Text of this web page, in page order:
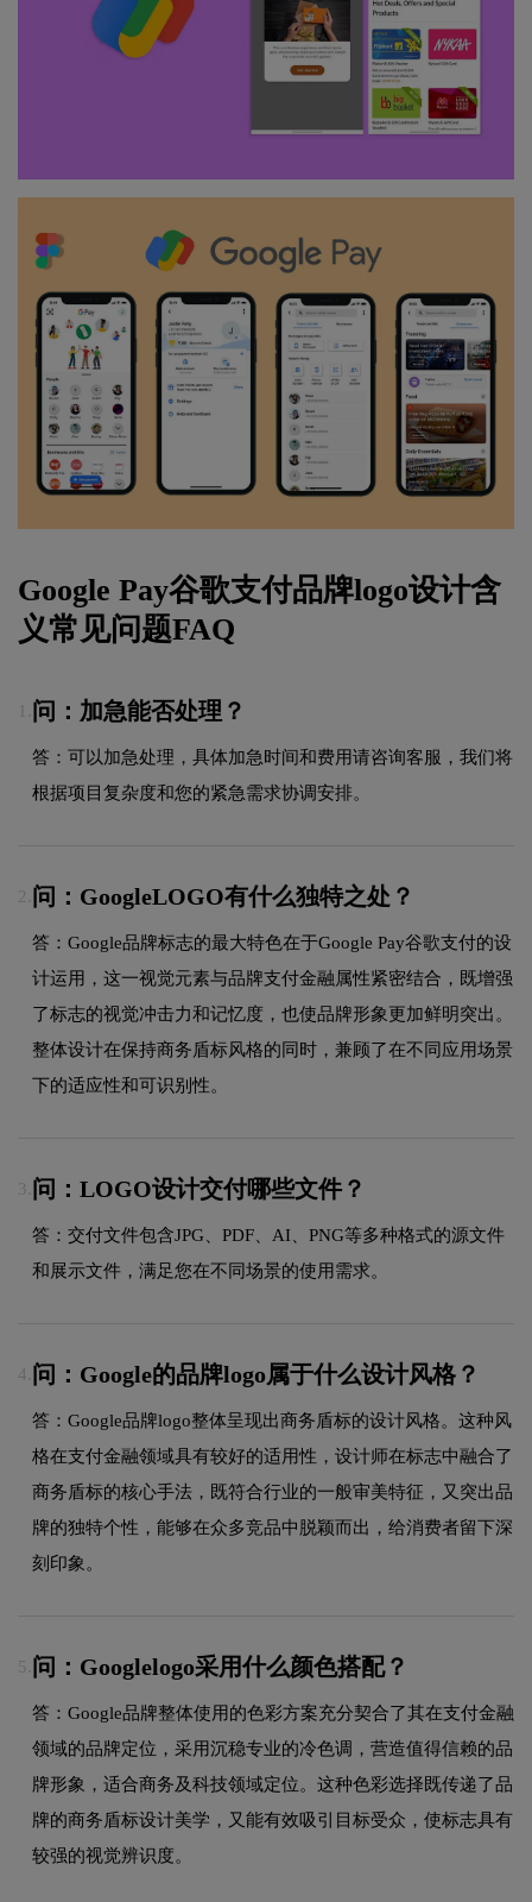
Google Pay谷歌支付品牌logo设计含
义常见问题FAQ
问：加急能否处理？
答：可以加急处理，具体加急时间和费用请咨询客服，我们将
根据项目复杂度和您的紧急需求协调安排。
2. 问：GoogleLOGO有什么独特之处？
答：Google品牌标志的最大特色在于Google Pay谷歌支付的设
计运用，这一视觉元素与品牌支付金融属性紧密结合，既增强
了标志的视觉冲击力和记忆度，也使品牌形象更加鲜明突出。
整体设计在保持商务盾标风格的同时，兼顾了在不同应用场景
下的适应性和可识别性。
3. 问：LOGO设计交付哪些文件？
答：交付文件包含JPG、PDF、AI、PNG等多种格式的源文件
和展示文件，满足您在不同场景的使用需求。
4. 问：Google的品牌logo属于什么设计风格？
答：Google品牌logo整体呈现出商务盾标的设计风格。这种风
格在支付金融领域具有较好的适用性，设计师在标志中融合了
商务盾标的核心手法，既符合行业的一般审美特征，又突出品
牌的独特个性，能够在众多竞品中脱颖而出，给消费者留下深
刻印象。
5. 问：Googlelogo采用什么颜色搭配？
答：Google品牌整体使用的色彩方案充分契合了其在支付金融
领域的品牌定位，采用沉稳专业的冷色调，营造值得信赖的品
牌形象，适合商务及科技领域定位。这种色彩选择既传递了品
牌的商务盾标设计美学，又能有效吸引目标受众，使标志具有
较强的视觉辨识度。